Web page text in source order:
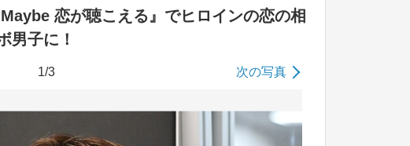
恋が聴こえる』でヒロインの恋の相
男子に！
1/3 次の写真